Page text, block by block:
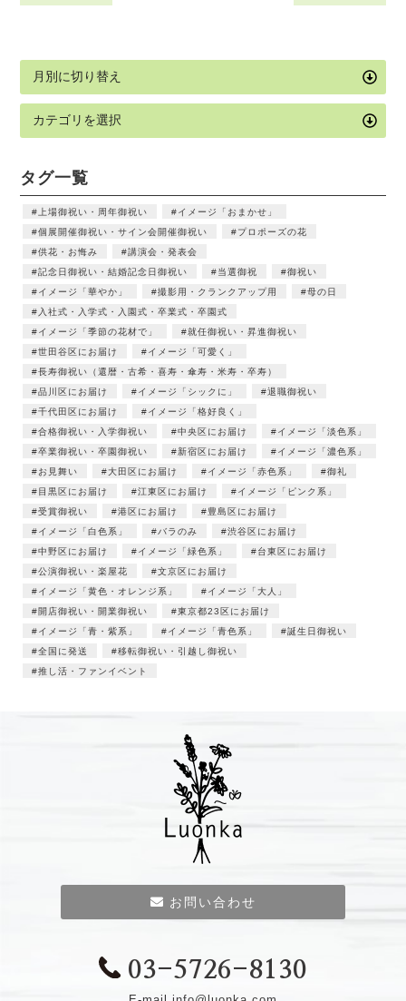
タグ一覧
上場御祝い・周年御祝い
イメージ「おまかせ」
個展開催御祝い・サイン会開催御祝い
プロポーズの花
供花・お悔み
講演会・発表会
記念日御祝い・結婚記念日御祝い
当選御祝
御祝い
イメージ「華やか」
撮影用・クランクアップ用
母の日
入社式・入学式・入園式・卒業式・卒園式
イメージ「季節の花材で」
就任御祝い・昇進御祝い
世田谷区にお届け
イメージ「可愛く」
長寿御祝い（還暦・古希・喜寿・傘寿・米寿・卒寿）
品川区にお届け
イメージ「シックに」
退職御祝い
千代田区にお届け
イメージ「格好良く」
合格御祝い・入学御祝い
中央区にお届け
イメージ「淡色系」
卒業御祝い・卒園御祝い
新宿区にお届け
イメージ「濃色系」
お見舞い
大田区にお届け イメージ「赤色系」
御礼
目黒区にお届け
江東区にお届け
イメージ「ピンク系」
受賞御祝い
港区にお届け
豊島区にお届け
イメージ「白色系」
バラのみ
渋谷区にお届け
中野区にお届け
イメージ「緑色系」
台東区にお届け
公演御祝い・楽屋花
文京区にお届け
イメージ「黄色・オレンジ系」
イメージ「大人」
開店御祝い・開業御祝い
東京都23区にお届け
イメージ「青・紫系」
イメージ「青色系」
誕生日御祝い
全国に発送
移転御祝い・引越し御祝い
推し活・ファンイベント
お問い合わせ
03-5726-8130